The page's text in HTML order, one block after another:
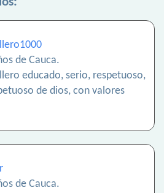
de Cauca.
educado, serio, respetuoso,
de dios, con valores
de Cauca.